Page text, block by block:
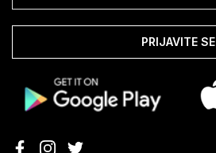
PRIJAVITE SE